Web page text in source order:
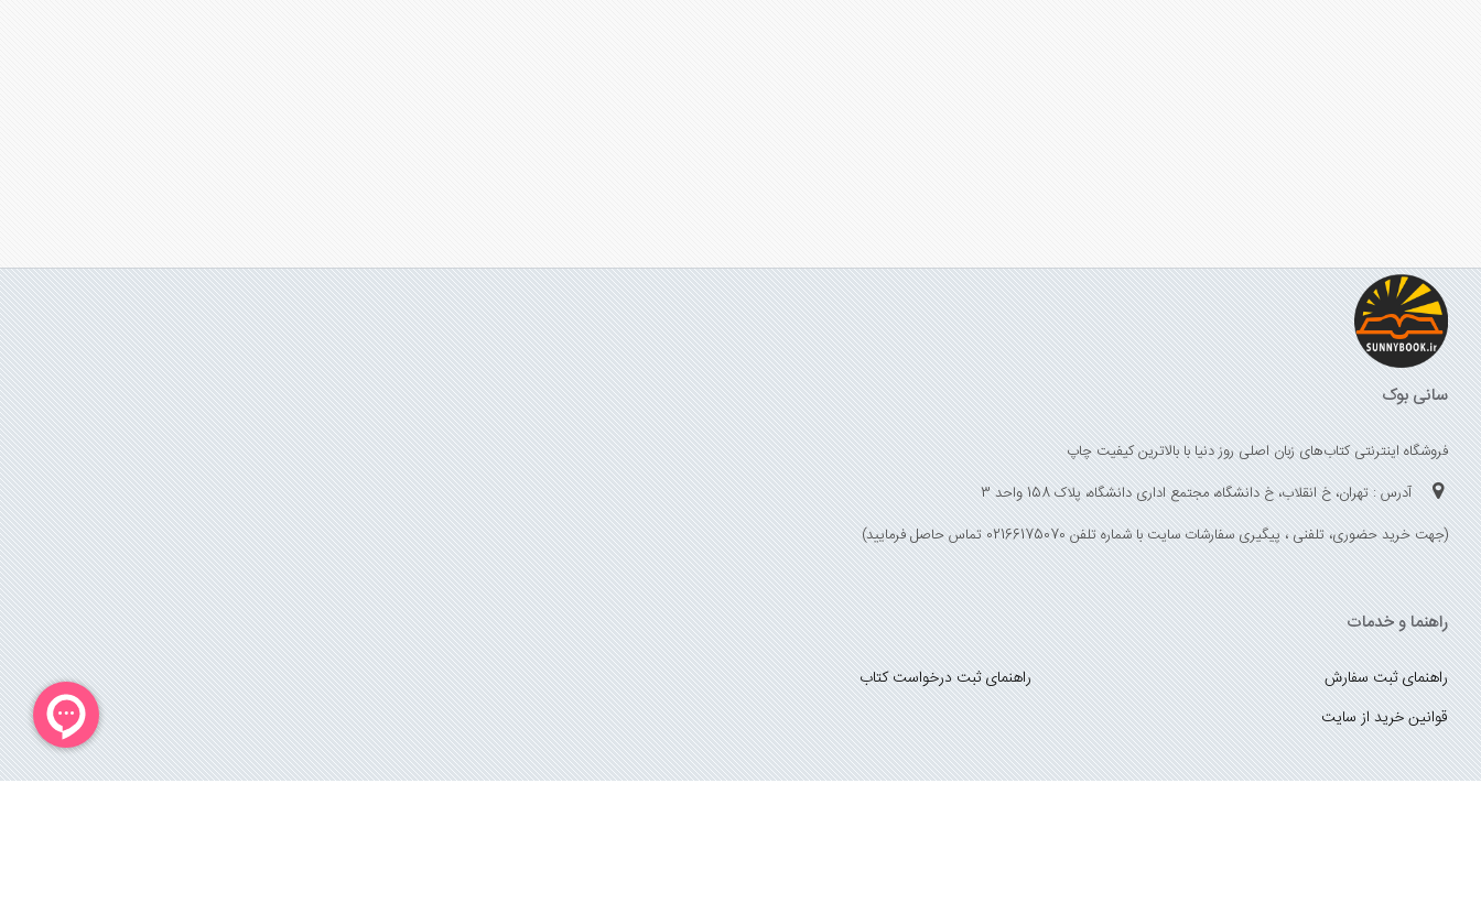
سانی بوک
فروشگاه اینترنتی کتاب‌های زبان اصلی روز دنیا با بالاترین کیفیت چاپ
آدرس : تهران، خ انقلاب، خ دانشگاه، مجتمع اداری دانشگاه، پلاک 158 واحد 3
(جهت خرید حضوری، تلفنی ، پیگیری سفارشات سایت با شماره تلفن 02166175070 تماس حاصل فرمایید)
راهنما و خدمات
راهنمای ثبت سفارش
راهنمای ثبت درخواست کتاب
قوانین خرید از سایت
_